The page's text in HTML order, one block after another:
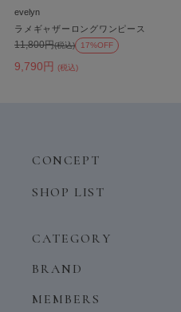
evelyn
ラメギャザーロングワンピース
9,790円 (税込)
11,800円(税込) 17%OFF
CONCEPT
SHOP LIST
CATEGORY
BRAND
MEMBERS